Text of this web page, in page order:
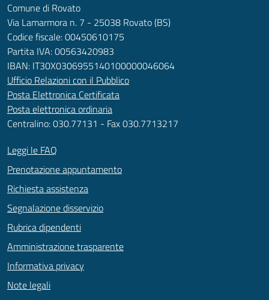
Comune di Rovato
Via Lamarmora n. 7 - 25038 Rovato (BS)
Codice fiscale: 00450610175
Partita IVA: 00563420983
IBAN: IT30X0306955140100000046064
Ufficio Relazioni con il Pubblico
Posta Elettronica Certificata
Posta elettronica ordinaria
Centralino: 030.77131 - Fax 030.7713217
Leggi le FAQ
Prenotazione appuntamento
Richiesta assistenza
Segnalazione disservizio
Rubrica dipendenti
Amministrazione trasparente
Informativa privacy
Note legali